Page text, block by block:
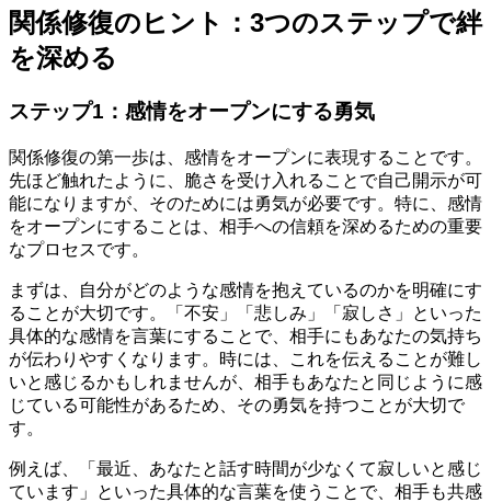
関係修復のヒント：3つのステップで絆
を深める
ステップ1：感情をオープンにする勇気
関係修復の第一歩は、感情をオープンに表現することです。
先ほど触れたように、脆さを受け入れることで自己開示が可
能になりますが、そのためには勇気が必要です。特に、感情
をオープンにすることは、相手への信頼を深めるための重要
なプロセスです。
まずは、自分がどのような感情を抱えているのかを明確にす
ることが大切です。「不安」「悲しみ」「寂しさ」といった
具体的な感情を言葉にすることで、相手にもあなたの気持ち
が伝わりやすくなります。時には、これを伝えることが難し
いと感じるかもしれませんが、相手もあなたと同じように感
じている可能性があるため、その勇気を持つことが大切で
す。
例えば、「最近、あなたと話す時間が少なくて寂しいと感じ
ています」といった具体的な言葉を使うことで、相手も共感